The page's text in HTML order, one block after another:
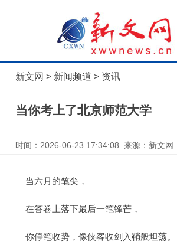
新文网 > 新闻频道 > 资讯
当你考上了北京师范大学
时间：2026-06-23 17:34:08 来源：新文网
当六月的笔尖，
在答卷上落下最后一笔锋芒，
你停笔收势，像侠客收剑入鞘般坦荡。